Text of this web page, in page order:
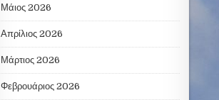
Μάιος 2026
Απρίλιος 2026
Μάρτιος 2026
Φεβρουάριος 2026